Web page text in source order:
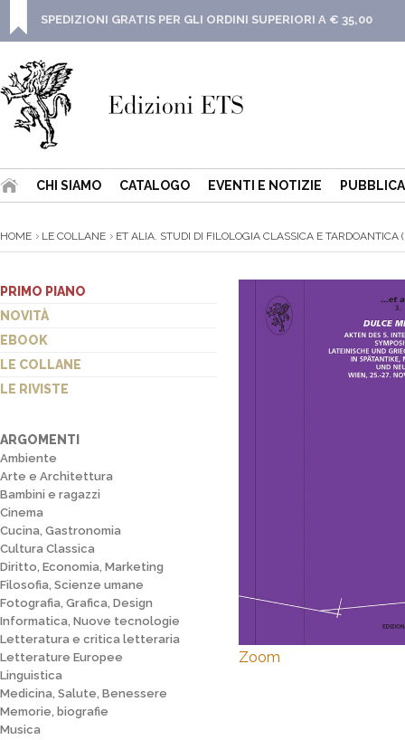
SPEDIZIONI GRATIS PER GLI ORDINI SUPERIORI A € 35,00
CHI SIAMO CATALOGO EVENTI E NOTIZIE
HOME LE COLLANE ET ALIA. STUDI DI FILOLOGIA CLASSICA E TARDOANTICA
PRIMO PIANO
NOVITÀ
EBOOK
LE COLLANE
LE RIVISTE
ARGOMENTI
Ambiente
Arte e Architettura
Bambini e ragazzi
Cinema
Cucina, Gastronomia
Cultura Classica
Diritto, Economia, Marketing
Filosofia, Scienze umane
Fotografia, Grafica, Design
Informatica, Nuove tecnologie
Letteratura e critica letteraria
Letterature Europee
Linguistica
Medicina, Salute, Benessere
Memorie, biografie
Musica
Zoom